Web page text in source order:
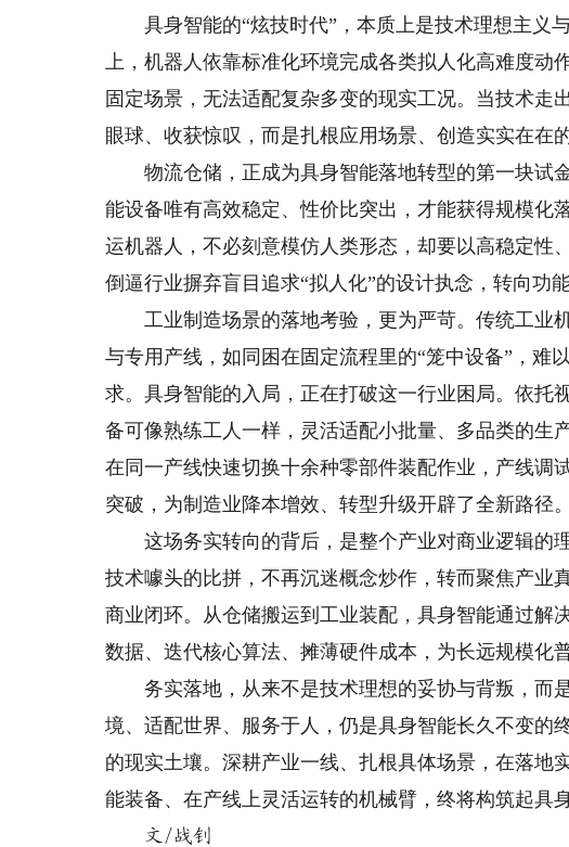
具身智能的“炫技时代”，本质上是技术理想主义
上，机器人依靠标准化环境完成各类拟人化高难度动
固定场景，无法适配复杂多变的现实工况。当技术走
眼球、收获惊叹，而是扎根应用场景、创造实实在在
物流仓储，正成为具身智能落地转型的第一块试
能设备唯有高效稳定、性价比突出，才能获得规模化
运机器人，不必刻意模仿人类形态，却要以高稳定性
倒逼行业摒弃盲目追求“拟人化”的设计执念，转向功
工业制造场景的落地考验，更为严苛。传统工业
与专用产线，如同困在固定流程里的“笼中设备”，难
求。具身智能的入局，正在打破这一行业困局。依托
备可像熟练工人一样，灵活适配小批量、多品类的生
在同一产线快速切换十余种零部件装配作业，产线调
突破，为制造业降本增效、转型升级开辟了全新路径。
这场务实转向的背后，是整个产业对商业逻辑的
技术噱头的比拼，不再沉迷概念炒作，转而聚焦产业
商业闭环。从仓储搬运到工业装配，具身智能通过解
数据、迭代核心算法、摊薄硬件成本，为长远规模化
务实落地，从来不是技术理想的妥协与背叛，而
境、适配世界、服务于人，仍是具身智能长久不变的
的现实土壤。深耕产业一线、扎根具体场景，在落地
能装备、在产线上灵活运转的机械臂，终将构筑起具
文/战钊